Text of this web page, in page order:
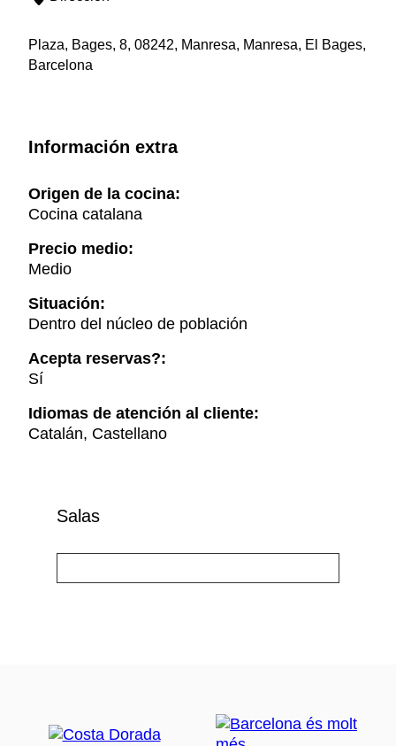
Plaza, Bages, 8, 08242, Manresa, Manresa, El Bages,
Barcelona
Información extra
Origen de la cocina:
Cocina catalana
Precio medio:
Medio
Situación:
Dentro del núcleo de población
Acepta reservas?:
Sí
Idiomas de atención al cliente:
Catalán, Castellano
Salas